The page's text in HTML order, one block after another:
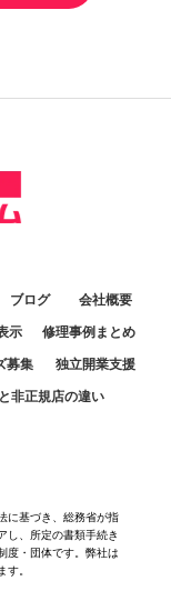
ブログ 会社概要
示 修理事例まとめ
募集 独立開業支援
非正規店の違い
に基づき、総務省が指
し、所定の書類手続き
度・団体です。弊社は
す。